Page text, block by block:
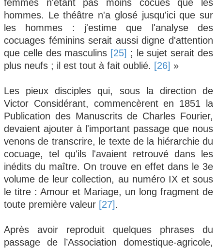
femmes n'étant pas moins cocues que les
hommes. Le théâtre n'a glosé jusqu'ici que sur
les hommes : j'estime que l'analyse des
cocuages féminins serait aussi digne d'attention
que celle des masculins [25] ; le sujet serait des
plus neufs ; il est tout à fait oublié. [26] »
Les pieux disciples qui, sous la direction de
Victor Considérant, commencèrent en 1851 la
Publication des Manuscrits de Charles Fourier,
devaient ajouter à l'important passage que nous
venons de transcrire, le texte de la hiérarchie du
cocuage, tel qu'ils l'avaient retrouvé dans les
inédits du maître. On trouve en effet dans le 3e
volume de leur collection, au numéro IX et sous
le titre : Amour et Mariage, un long fragment de
toute première valeur [27].
Après avoir reproduit quelques phrases du
passage de l’Association domestique-agricole,